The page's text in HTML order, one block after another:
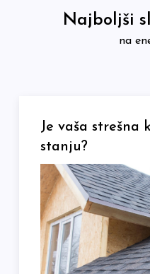
Najboljši
na
Je vaša strešna
stanju?